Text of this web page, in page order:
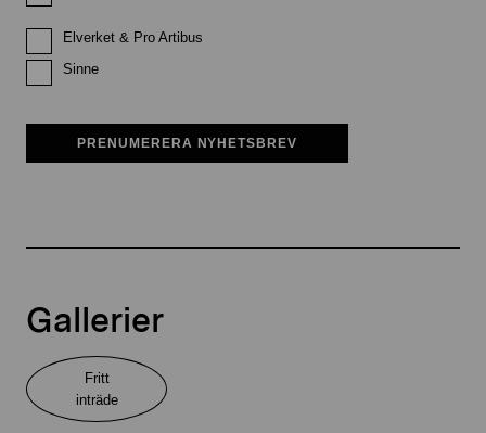
Elverket & Pro Artibus
Sinne
PRENUMERERA NYHETSBREV
Gallerier
Fritt
inträde